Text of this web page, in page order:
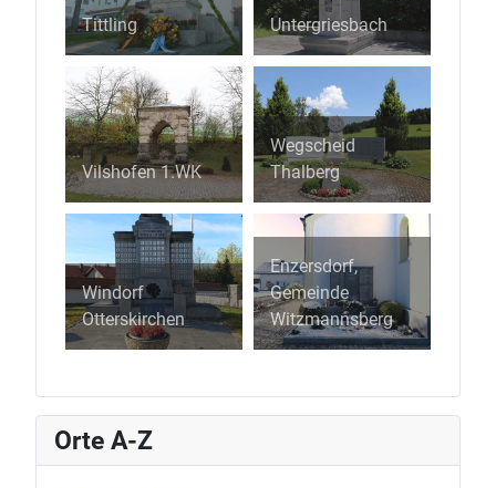
Tittling Untergriesbach
Vilshofen 1.WK
Wegscheid
Thalberg
Windorf
Otterskirchen
Enzersdorf,
Gemeinde
Witzmannsberg
Orte A-Z